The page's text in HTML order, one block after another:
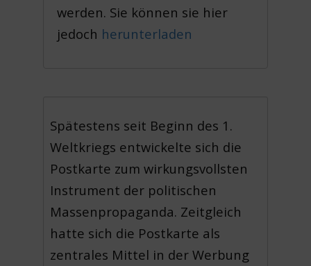
werden. Sie können sie hier
jedoch herunterladen
Spätestens seit Beginn des 1.
Weltkriegs entwickelte sich die
Postkarte zum wirkungsvollsten
Instrument der politischen
Massenpropaganda. Zeitgleich
hatte sich die Postkarte als
zentrales Mittel in der Werbung